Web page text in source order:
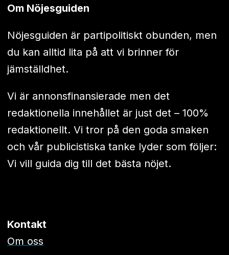
Om Nöjesguiden
Nöjesguiden är partipolitiskt obunden, men
du kan alltid lita på att vi brinner för
jämställdhet.
Vi är annonsfinansierade men det
redaktionella innehållet är just det – 100%
redaktionellt. Vi tror på den goda smaken
och vår publicistiska tanke lyder som följer:
Vi vill guida dig till det bästa nöjet.
Kontakt
Om oss